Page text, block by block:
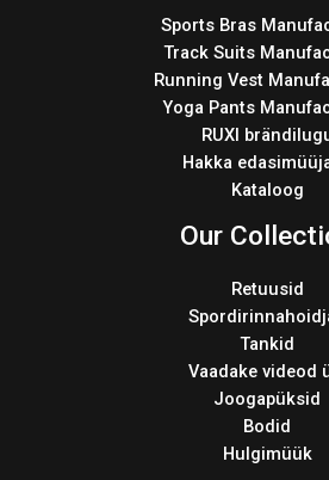
Sports Bras
Track Suits
Running Vest
Yoga Pants
RUXI
Hakka
Kataloog
Our
Retuusid
Tankid
Vaadake videod
Joogapüksid
Bodid
Hulgimüük